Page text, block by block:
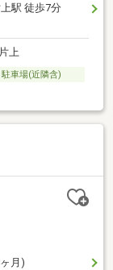
駅 徒歩7分
上
駐車場(近隣含)
月)